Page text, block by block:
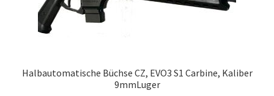
Halbautomatische Büchse CZ, EVO3 S1 Carbine, Kaliber
9mmLuger